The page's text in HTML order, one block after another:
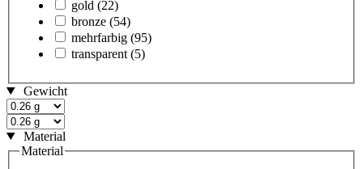
gold (22)
bronze (54)
mehrfarbig (95)
transparent (5)
Gewicht
Material
Material